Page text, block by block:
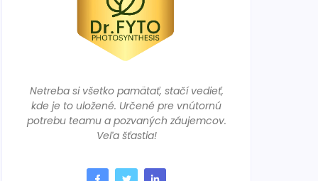
Netreba si všetko pamätať, stačí vedieť,
kde je to uložené. Určené pre vnútornú
potrebu teamu a pozvaných záujemcov.
Veľa šťastia!